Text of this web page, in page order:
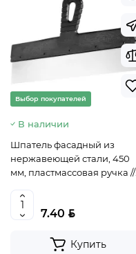
Выбор покупателей
В наличии
Шпатель фасадный из
нержавеющей стали, 450
мм, пластмассовая ручка //
7.40 BYN
Купить